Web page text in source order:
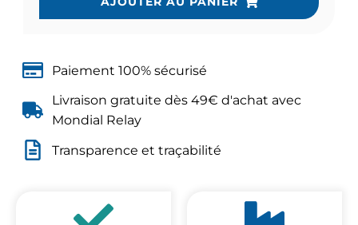
Paiement 100% sécurisé
Livraison gratuite dès 49€ d'achat avec
Mondial Relay
Transparence et traçabilité